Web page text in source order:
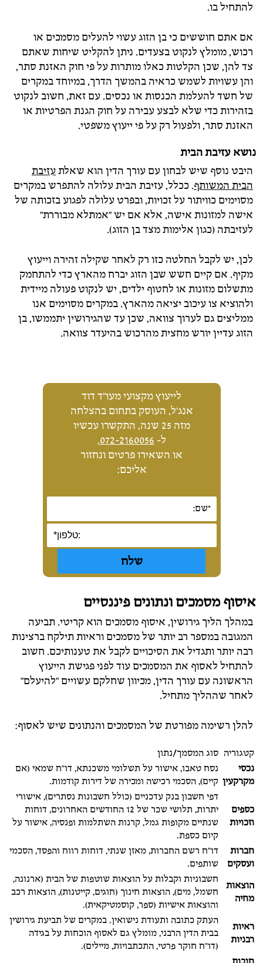
להתחיל בו.
אם אתם חוששים כי בן הזוג עשוי להעלים מסמכים או
רכוש, מומלץ לנקוט בצעדים. ניתן להקליט שיחות שאתם
צד להן, שכן הקלטות כאלו מותרות על פי חוק האזנת סתר,
והן עשויות לשמש כראיה בהמשך הדרך, במיוחד במקרים
של חשד להעלמת הכנסות או נכסים. עם זאת, חשוב לנקוט
בזהירות כדי שלא לבצע עבירה על חוק הגנת הפרטיות או
האזנת סתר, ולפעול רק על פי ייעוץ משפטי.
נושא עזיבת הבית
היבט נוסף שיש לבחון עם עורך הדין הוא שאלתעזיבת
הבית המשותף. ככלל, עזיבת הבית עלולה להתפרש במקרים
מסוימים כוויתור על זכויות, ובפרט עלולה לפגוע בזכותה של
אישה למזונות אישה, אלא אם יש "אמתלא מבוררת"
לעזיבתה (כגון אלימות מצד בן הזוג).
לכן, יש לקבל החלטה כזו רק לאחר שקילה זהירה וייעוץ
מקיף. אם קיים חשש שבן הזוג יברח מהארץ כדי להתחמק
מתשלום מזונות או לחטוף ילדים, יש לנקוט פעולה מיידית
ולהוציא צו עיכוב יציאה מהארץ. במקרים מסוימים אנו
ממליצים גם לערוך צוואה, שכן עד שהגירושין יתממשו, בן
הזוג עדיין יורש מחצית מהרכוש בהיעדר צוואה.
לייעוץ מקצועי מעו"ד דוד
אנג'ל, העוסק בתחום בהצלחה
מזה 25 שנה, התקשרו עכשיו
ל- 072-2160056
,
או השאירו פרטים ונחזור
אליכם:
איסוף מסמכים ונתונים פיננסיים
במהלך הליך גירושין, איסוף מסמכים הוא קריטי. תביעה
המגובה במספר רב יותר של מסמכים וראיות תילקח ברצינות
רבה יותר ותגדיל את הסיכויים לקבל את טענותיכם. חשוב
להתחיל לאסוף את המסמכים עוד לפני פגישת הייעוץ
הראשונה עם עורך הדין, מכיוון שחלקם עשויים "להיעלם"
לאחר שההליך מתחיל.
להלן רשימה מפורטת של המסמכים והנתונים שיש לאסוף:
קטגוריה סוג המסמך/נתון
נכסי
מקרקעין
נסח טאבו, אישור על תשלומי משכנתא, דו"ח שמאי (אם
קיים), הסכמי רכישה ומכירה של דירות קודמות.
כספים
וזכויות
דפי חשבון בנק עדכניים (כולל חשבונות נסתרים), אישורי
יתרות, תלושי שכר של 12 החודשים האחרונים, דוחות
שנתיים מקופות גמל, קרנות השתלמות ופנסיה, אישור על
קיום כספת.
חברות
ועסקים
דו"ח רשם החברות, מאזן שנתי, דוחות רווח והפסד, הסכמי
שותפים.
הוצאות
מחיה
חשבוניות וקבלות על הוצאות שוטפות של הבית (ארנונה,
חשמל, מים), הוצאות חינוך (חוגים, קייטנות), הוצאות רכב
והוצאות אישיות (ספר, קוסמטיקאית).
ראיות
רבניות
העתק כתובה ותעודת נישואין. במקרים של תביעת גירושין
בבית הדין הרבני, מומלץ גם לאסוף הוכחות על בגידה
(דו"ח חוקר פרטי, התכתבויות, מיילים).